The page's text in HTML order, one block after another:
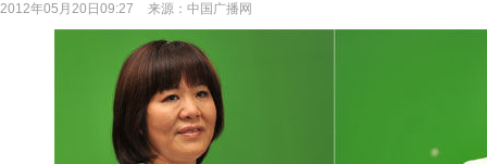
2012年05月20日09:27 来源： 中国广播网